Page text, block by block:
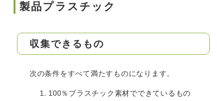
製品プラスチック
収集できるもの
次の条件をすべて満たすものになります。
100％プラスチック素材でできているもの